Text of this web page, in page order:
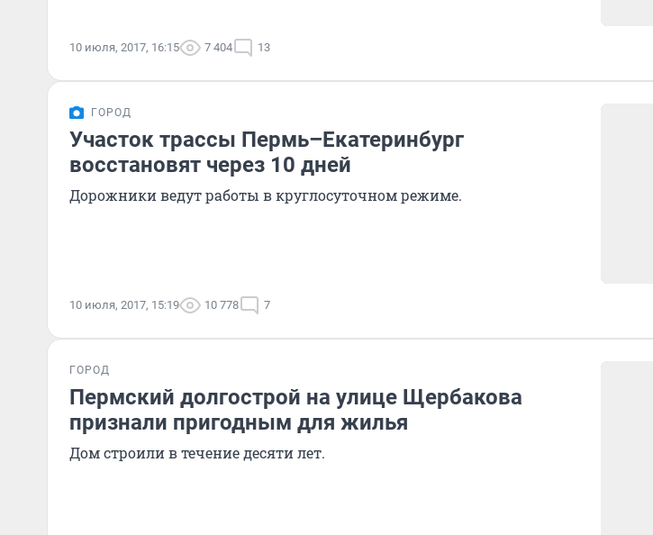
10 июля, 2017, 16:15 7 404 13
ГОРОД
Участок трассы Пермь–Екатеринбург
восстановят через 10 дней
Дорожники ведут работы в круглосуточном режиме.
10 июля, 2017, 15:19 10 778 7
ГОРОД
Пермский долгострой на улице Щербакова
признали пригодным для жилья
Дом строили в течение десяти лет.